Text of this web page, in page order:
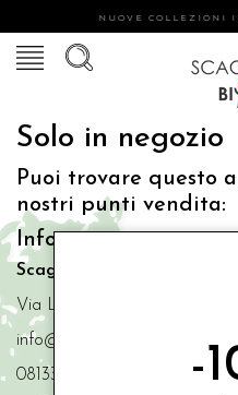
NUOVE COLLEZIONI
Solo in negozio
Puoi trovare questo
nostri punti vendita:
Info contatti
Scaglione Bimbi di Iacono
Via Luigi Mazzella,73 80077
info@scaglionebimbi.com
0813331162
-